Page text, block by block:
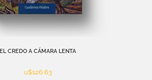
EL CREDO A CÁMARA LENTA
u$s26,63